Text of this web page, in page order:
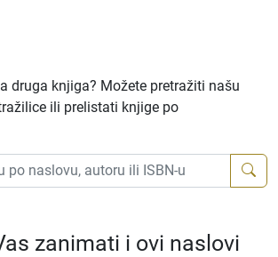
druga knjiga? Možete pretražiti našu
ili prelistati knjige po
zanimati i ovi naslovi